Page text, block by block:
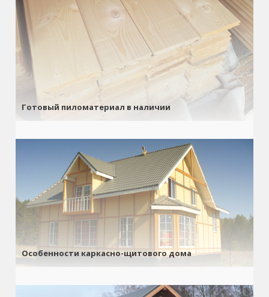
Готовый пиломатериал в наличии
Особенности каркасно-щитового дома